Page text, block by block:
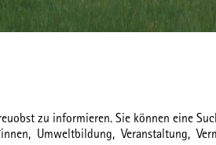
zu informieren. Sie können eine
Umweltbildung,Veranstaltung,